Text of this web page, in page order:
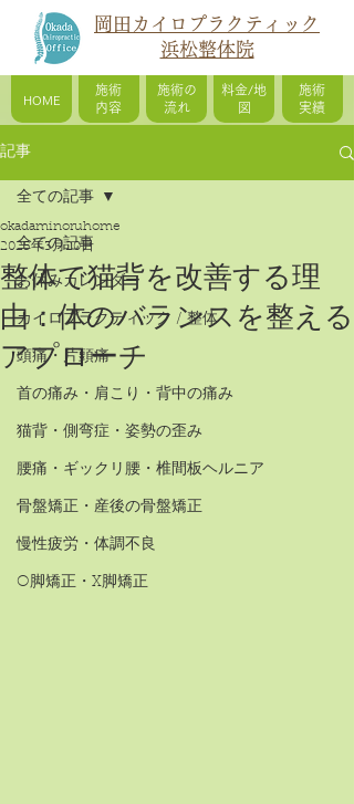
HOME
施術
内容
施術の
流れ
料金/地
図
施術
実績
岡田カイロプラクティック
浜松整体院
記事
全ての記事
お休みカレンダー
カイロプラクティック / 整体
頭痛・片頭痛
首の痛み・肩こり・背中の痛み
猫背・側弯症・姿勢の歪み
腰痛・ギックリ腰・椎間板ヘルニア
骨盤矯正・産後の骨盤矯正
慢性疲労・体調不良
O脚矯正・X脚矯正
全ての記事
整体で猫背を改善する理
由：体のバランスを整える
アプローチ
okadaminoruhome
2025年3月20日